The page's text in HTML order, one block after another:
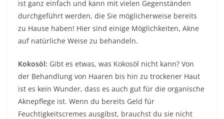
ist ganz einfach und kann mit vielen Gegenständen
durchgeführt werden, die Sie möglicherweise bereits
zu Hause haben! Hier sind einige Möglichkeiten, Akne
auf natürliche Weise zu behandeln.
Kokosöl: Gibt es etwas, was Kokosöl nicht kann? Von
der Behandlung von Haaren bis hin zu trockener Haut
ist es kein Wunder, dass es auch gut für die organische
Aknepflege ist. Wenn du bereits Geld für
Feuchtigkeitscremes ausgibst, brauchst du sie nicht